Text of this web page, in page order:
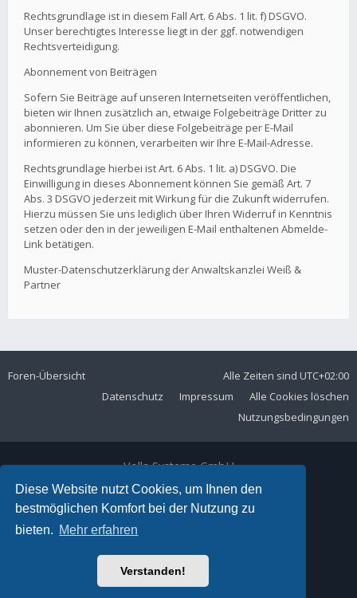
Diese Website nutzt Cookies, um Ihnen den
bestmöglichen Komfort bei der Nutzung zu
bieten. Mehr erfahren
Verstanden!
Rechtsgrundlage ist in diesem Fall Art. 6 Abs. 1 lit. f) DSGVO.
Unser berechtigtes Interesse liegt in der ggf. notwendigen
Rechtsverteidigung.
Abonnement von Beiträgen
Sofern Sie Beiträge auf unseren Internetseiten veröffentlichen,
bieten wir Ihnen zusätzlich an, etwaige Folgebeiträge Dritter zu
abonnieren. Um Sie über diese Folgebeiträge per E-Mail
informieren zu können, verarbeiten wir Ihre E-Mail-Adresse.
Rechtsgrundlage hierbei ist Art. 6 Abs. 1 lit. a) DSGVO. Die
Einwilligung in dieses Abonnement können Sie gemäß Art. 7
Abs. 3 DSGVO jederzeit mit Wirkung für die Zukunft widerrufen.
Hierzu müssen Sie uns lediglich über Ihren Widerruf in Kenntnis
setzen oder den in der jeweiligen E-Mail enthaltenen Abmelde-
Link betätigen.
Muster-Datenschutzerklärung der Anwaltskanzlei Weiß &
Partner
Foren-Übersicht Alle Zeiten sind UTC+02:00
Alle Cookies löschen
Impressum
Datenschutz
Nutzungsbedingungen
Volla Systeme GmbH
Kölner Straße 102
42897 Remscheid
Telefon:+49 2191 59897 61
E-Mail:
Ariki Theme by